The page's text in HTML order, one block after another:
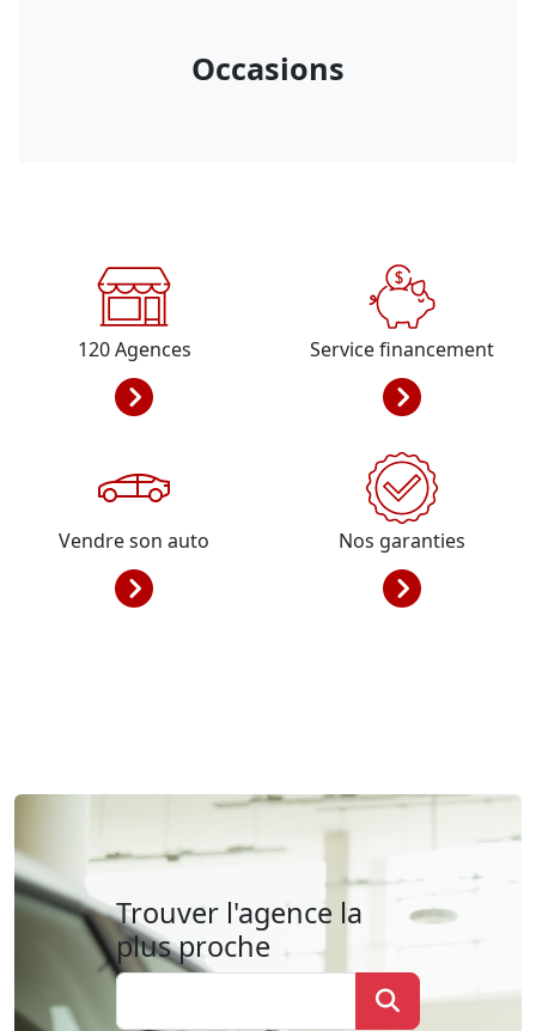
Occasions
120Agences Service financement
Vendre son auto Nos garanties
Trouver l'agence la
plus proche